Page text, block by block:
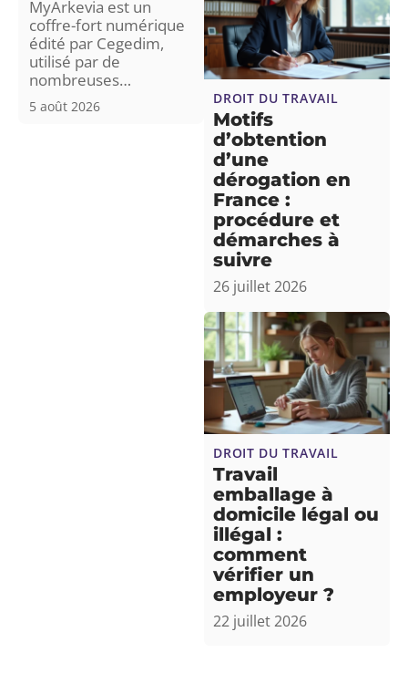
MyArkevia est un
coffre-fort numérique
édité par Cegedim,
utilisé par de
nombreuses…
5 août 2026 DROIT DU TRAVAIL
Motifs
d’obtention
d’une
dérogation en
France :
procédure et
démarches à
suivre
26 juillet 2026
DROIT DU TRAVAIL
Travail
emballage à
domicile légal ou
illégal :
comment
vérifier un
employeur ?
22 juillet 2026